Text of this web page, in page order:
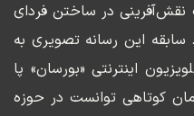
نقش‌آفرینی در ساختن فردای
این رسانه تصویری به
تلویزیون اینترنتی «بورسان» پا
کوتاهی توانست در حوزه